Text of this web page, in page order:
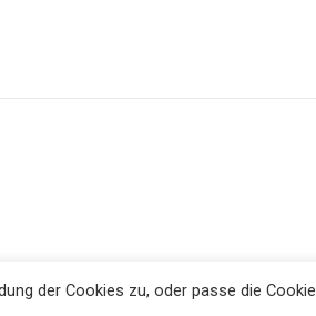
der Cookies zu, oder passe die Cookie